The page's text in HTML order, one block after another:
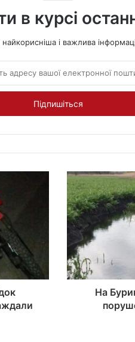
в курсі
найкорисніша і важлива
На